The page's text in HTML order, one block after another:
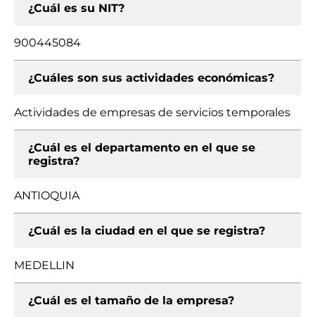
¿Cuál es su NIT?
900445084
¿Cuáles son sus actividades económicas?
Actividades de empresas de servicios temporales
¿Cuál es el departamento en el que se
registra?
ANTIOQUIA
¿Cuál es la ciudad en el que se registra?
MEDELLIN
¿Cuál es el tamaño de la empresa?